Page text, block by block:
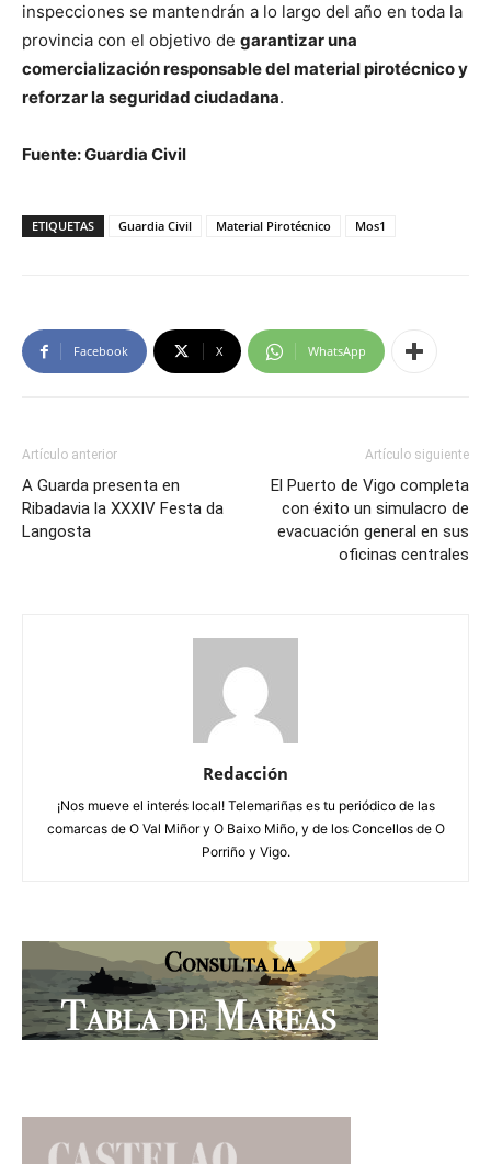
inspecciones se mantendrán a lo largo del año en toda la
provincia con el objetivo de garantizar una
comercialización responsable del material pirotécnico y
reforzar la seguridad ciudadana.
Fuente: Guardia Civil
ETIQUETAS Guardia Civil Material Pirotécnico Mos1
Facebook X WhatsApp
Artículo anterior
A Guarda presenta en
Ribadavia la XXXIV Festa da
Langosta
Artículo siguiente
El Puerto de Vigo completa
con éxito un simulacro de
evacuación general en sus
oficinas centrales
Redacción
¡Nos mueve el interés local! Telemariñas es tu periódico de las
comarcas de O Val Miñor y O Baixo Miño, y de los Concellos de O
Porriño y Vigo.